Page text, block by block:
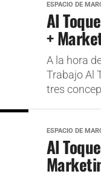
ESPACIO DE
Al
+
A la hora
Trabajo Al
tres
ESPACIO DE
Al